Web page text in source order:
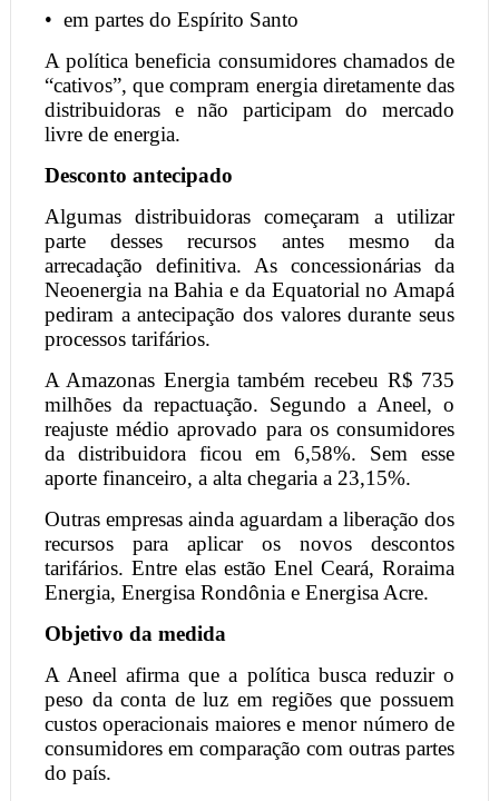
• em partes do Espírito Santo
A política beneficia consumidores chamados de
“cativos”, que compram energia diretamente das
distribuidoras e não participam do mercado
livre de energia.
Desconto antecipado
Algumas distribuidoras começaram a utilizar
parte desses recursos antes mesmo da
arrecadação definitiva. As concessionárias da
Neoenergia na Bahia e da Equatorial no Amapá
pediram a antecipação dos valores durante seus
processos tarifários.
A Amazonas Energia também recebeu R$ 735
milhões da repactuação. Segundo a Aneel, o
reajuste médio aprovado para os consumidores
da distribuidora ficou em 6,58%. Sem esse
aporte financeiro, a alta chegaria a 23,15%.
Outras empresas ainda aguardam a liberação dos
recursos para aplicar os novos descontos
tarifários. Entre elas estão Enel Ceará, Roraima
Energia, Energisa Rondônia e Energisa Acre.
Objetivo da medida
A Aneel afirma que a política busca reduzir o
peso da conta de luz em regiões que possuem
custos operacionais maiores e menor número de
consumidores em comparação com outras partes
do país.